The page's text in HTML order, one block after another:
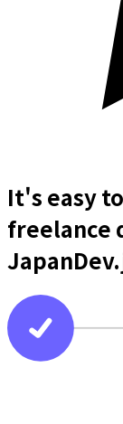
It's easy
freelance